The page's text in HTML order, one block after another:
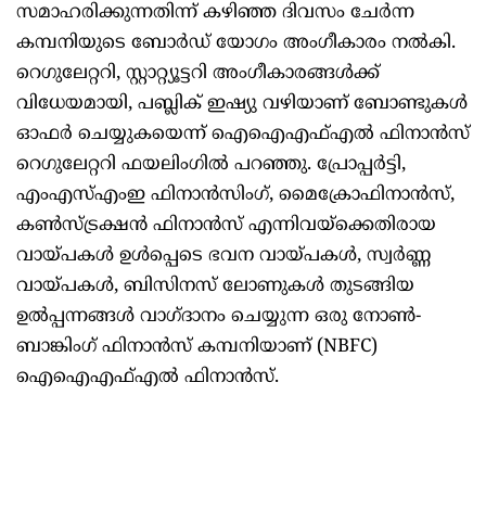
സമാഹരിക്കുന്നതിന്ന് കഴിഞ്ഞ ദിവസം ചേർന്ന
കമ്പനിയുടെ ബോർഡ് യോഗം അംഗീകാരം നൽകി.
റെഗുലേറ്ററി, സ്റ്റാറ്റ്യൂട്ടറി അംഗീകാരങ്ങൾക്ക്
വിധേയമായി, പബ്ലിക് ഇഷ്യു വഴിയാണ് ബോണ്ടുകൾ
ഓഫർ ചെയ്യുകയെന്ന് ഐഐഎഫ്എൽ ഫിനാൻസ്
റെഗുലേറ്ററി ഫയലിംഗിൽ പറഞ്ഞു. പ്രോപ്പർട്ടി,
എംഎസ്എംഇ ഫിനാൻസിംഗ്, മൈക്രോഫിനാൻസ്,
കൺസ്ട്രക്ഷൻ ഫിനാൻസ് എന്നിവയ്‌ക്കെതിരായ
വായ്പകൾ ഉൾപ്പെടെ ഭവന വായ്പകൾ, സ്വർണ്ണ
വായ്പകൾ, ബിസിനസ് ലോണുകൾ തുടങ്ങിയ
ഉൽപ്പന്നങ്ങൾ വാഗ്ദാനം ചെയ്യുന്ന ഒരു നോൺ-
ബാങ്കിംഗ് ഫിനാൻസ് കമ്പനിയാണ് (NBFC)
ഐഐഎഫ്എൽ ഫിനാൻസ്.